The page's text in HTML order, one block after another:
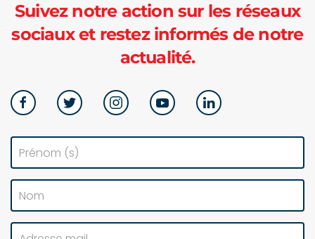
Suivez notre action sur les réseaux
sociaux et restez informés de notre
actualité.